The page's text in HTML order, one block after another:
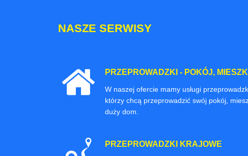
NASZE SERWISY
PRZEPROWADZKI - POKÓJ,
W naszej ofercie mamy usługi
którzy chcą przeprowadzić swój pokój,
duży dom.
PRZEPROWADZKI KRAJOWE